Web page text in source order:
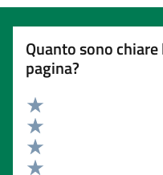
Quanto sono
pagina?
Valuta 5 stelle su 5
Valuta 4 stelle su 5
Valuta 3 stelle su 5